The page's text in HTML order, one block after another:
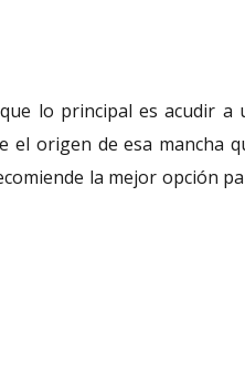
lo principal es acudir a
el origen de esa mancha
la mejor opción